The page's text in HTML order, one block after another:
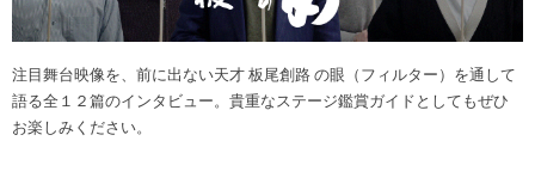
注目舞台映像を、前に出ない天才 板尾創路 の眼（フィルター）を通して
語る全１２篇のインタビュー。貴重なステージ鑑賞ガイドとしてもぜひ
お楽しみください。